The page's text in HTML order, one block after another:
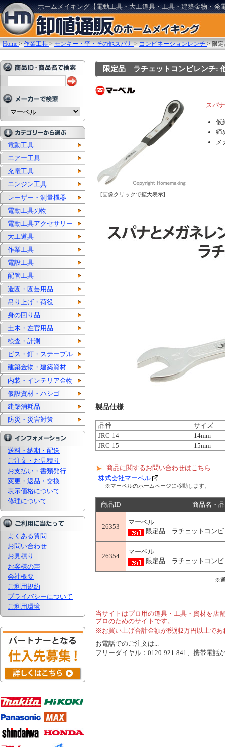
ホームメイキング【電動工具・大工道具・工具・建築金物・発
Home >作業工具 >モンキー・平・その他スパナ >コンビネーションレンチ >限
電動工具
エアー工具
充電工具
エンジン工具
レーザー・測量機器
電動工具刃物
電動工具アクセサリー
大工道具
作業工具
電設工具
配管工具
造園・園芸用品
吊り上げ・荷役
身の回り品
土木・左官用品
検査・計測
ビス・釘・ステープル
建築金物・建築資材
内装・インテリア金物
仮設資材・ハシゴ
建築消耗品
防災・災害対策
送料・納期・配送
ご注文・お見積り
お支払い・書類発行
変更・返品・交換
表示価格について
修理について
よくある質問
お問い合わせ
お見積り
お客様の声
会社概要
ご利用規約
プライバシーについて
ご利用環境
限定品 ラチェットコンビレンチ:
[画像クリックで拡大表示]
スパ
仮
締
メ
製品仕様
品番
サイズ
JRC-14
14mm
JRC-15
15mm
商品に関するお問い合わせはこちら
株式会社マーベル
※マーベルのホームページに移動します。
商品ID 商品名・
26353
マーベル
限定品 ラチェットコンビ
26354
マーベル
限定品 ラチェットコンビ
※
当サイトはプロ用の道具・工具・資材を店
プロのためのサイトです。
※お買い上げ合計金額が税別2万円以上で
お電話でのご注文は...
フリーダイヤル：0120-921-841、携帯電